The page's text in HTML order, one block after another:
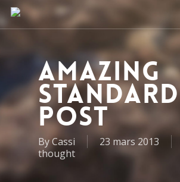
Amazing
standard
post
ByCassi 23 mars 2013
thought